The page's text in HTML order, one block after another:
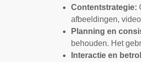
Contentstrategie:
afbeeldingen,
Planning en
behouden. Het
Interactie en